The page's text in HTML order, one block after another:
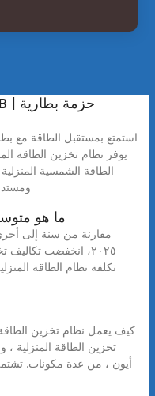
الطاقة الشمسية
ما هو
تخزين الطاقة المنزلية
أيون ، من عدة مكونات.